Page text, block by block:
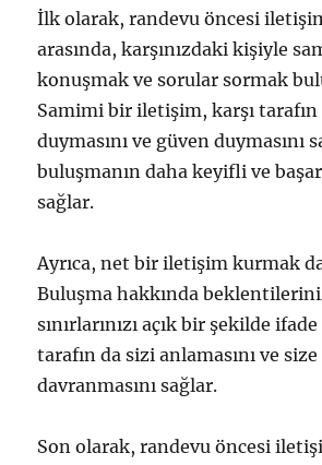
İlk olarak, randevu öncesi
arasında, karşınızdaki kişiyle
konuşmak ve sorular sormak
Samimi bir iletişim, karşı
duymasını ve güven duymasını
buluşmanın daha keyifli ve
sağlar.
Ayrıca, net bir iletişim kurmak
Buluşma hakkında
sınırlarınızı açık bir şekilde
tarafın da sizi anlamasını ve
davranmasını sağlar.
Son olarak, randevu öncesi